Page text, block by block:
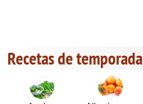
Recetas de temporada